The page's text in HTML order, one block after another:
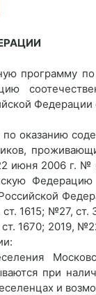
программу
оказанию
июня 2006 г.
1615; №27,
1670; 2019,
при
и